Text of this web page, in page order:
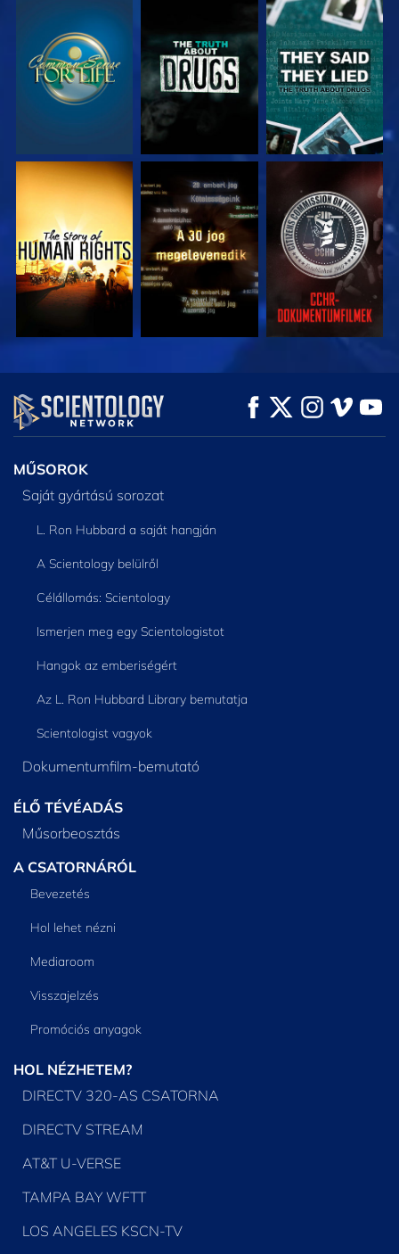
MŰSORNÉZÉS MŰSORNÉZÉS MŰSORNÉZÉS
MŰSORNÉZÉS MŰSORNÉZÉS MŰSORNÉZÉS
MŰSORNÉZÉS MŰSORNÉZÉS
A SOROZAT
RÉSZEI
MŰSOROK
Saját gyártású sorozat
L. Ron Hubbard a saját hangján
A Scientology belülről
Célállomás: Scientology
Ismerjen meg egy Scientologistot
Hangok az emberiségért
Az L. Ron Hubbard Library bemutatja
Scientologist vagyok
Dokumentumfilm-bemutató
ÉLŐ TÉVÉADÁS
Műsorbeosztás
A CSATORNÁRÓL
Bevezetés
Hol lehet nézni
Mediaroom
Visszajelzés
Promóciós anyagok
HOL NÉZHETEM?
DIRECTV 320-AS CSATORNA
DIRECTV STREAM
AT&T U-VERSE
TAMPA BAY WFTT
LOS ANGELES KSCN-TV